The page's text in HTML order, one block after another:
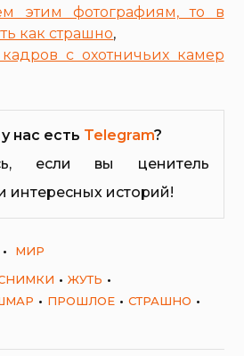
этим фотографиям, то в
как страшно,
с охотничьих камер
нас есть Telegram?
если вы ценитель
интересных историй!
МИР
ЖУТЬ
ПРОШЛОЕ
СТРАШНО